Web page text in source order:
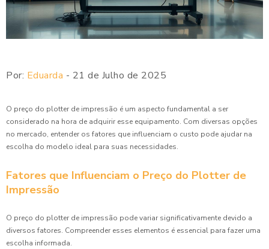
Por: Eduarda - 21 de Julho de 2025
O preço do plotter de impressão é um aspecto fundamental a ser
considerado na hora de adquirir esse equipamento. Com diversas opções
no mercado, entender os fatores que influenciam o custo pode ajudar na
escolha do modelo ideal para suas necessidades.
Fatores que Influenciam o Preço do Plotter de
Impressão
O preço do plotter de impressão pode variar significativamente devido a
diversos fatores. Compreender esses elementos é essencial para fazer uma
escolha informada.